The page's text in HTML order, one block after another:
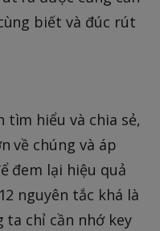
biết và đúc rút
tìm hiểu và chia sẻ,
về chúng và áp
đem lại hiệu quả
nguyên tắc khá là
ta chỉ cần nhớ key